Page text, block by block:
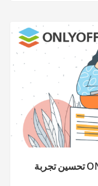
كيف يمكن لعمليات تكامل ONLYOFFICE تحسين تجربة